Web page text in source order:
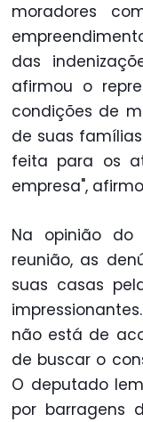
moradores
das
afirmou o
condições de
de suas
feita para os
empresa",
Na opinião do
reunião, as
suas casas
não está de
de buscar o
O deputado
por barragens